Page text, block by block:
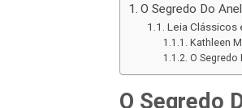
O Segredo Do
Leia Clássicos
Kathleen
O Segredo
O Segredo